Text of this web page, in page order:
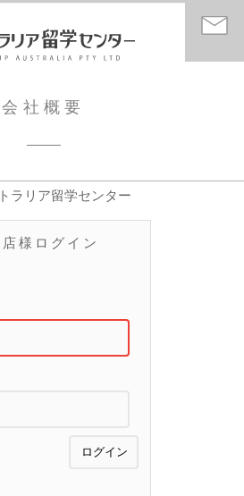
会社概要
ラリア留学センター
様ログイン